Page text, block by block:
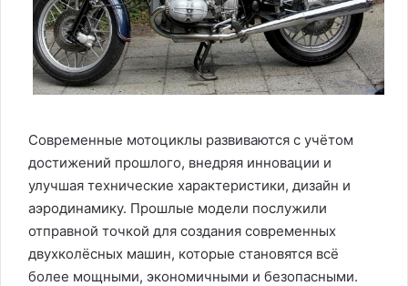
Современные мотоциклы развиваются с учётом
достижений прошлого, внедряя инновации и
улучшая технические характеристики, дизайн и
аэродинамику. Прошлые модели послужили
отправной точкой для создания современных
двухколёсных машин, которые становятся всё
более мощными, экономичными и безопасными.